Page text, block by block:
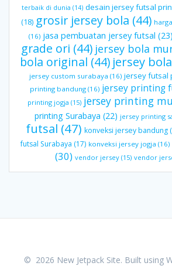
terbaik di dunia (14) desain jersey futsal
(18) grosir jersey bola (44)
(16) jasa pembuatan jersey futsal (23)
grade ori (44) jersey bola
bola original (44) jersey
jersey custom surabaya (16) jersey futsal
printing bandung (16) jersey printing
printing jogja (15) jersey printing
printing Surabaya (22) jersey printing
futsal (47) konveksi jersey bandung
futsal Surabaya (17) konveksi jersey jogja (16)
(30) vendor jersey(15) vendor
© 2026 New Jetpack Site. Built using